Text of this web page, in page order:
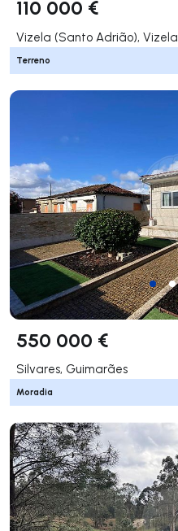
110 000 €
Vizela (Santo Adrião), Vizela
Terreno
550 000 €
Silvares, Guimarães
Moradia